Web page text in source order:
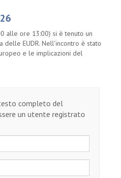
alle ore 13:00) si è tenuto un
EUDR. Nell'incontro è stato
e le implicazioni del
completo del
un utente registrato